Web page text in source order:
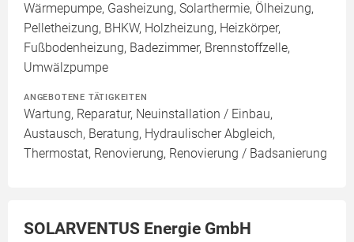
Wärmepumpe, Gasheizung, Solarthermie, Ölheizung,
Pelletheizung, BHKW, Holzheizung, Heizkörper,
Fußbodenheizung, Badezimmer, Brennstoffzelle,
Umwälzpumpe
ANGEBOTENE TÄTIGKEITEN
Wartung, Reparatur, Neuinstallation / Einbau,
Austausch, Beratung, Hydraulischer Abgleich,
Thermostat, Renovierung, Renovierung / Badsanierung
SOLARVENTUS Energie GmbH